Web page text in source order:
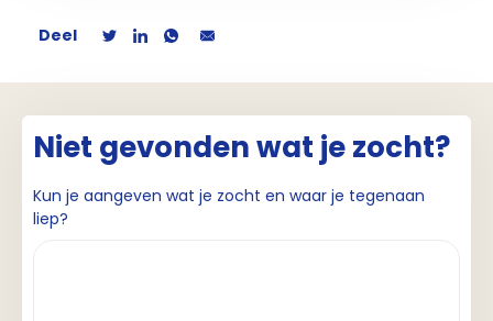
Deel
Niet gevonden wat je zocht?
Kun je aangeven wat je zocht en waar je tegenaan
liep?